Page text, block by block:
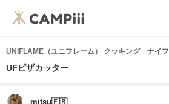
UNIFLAME（ユニフレーム） クッキング ナイフ
UFピザカッター
mitsu🇫🇷